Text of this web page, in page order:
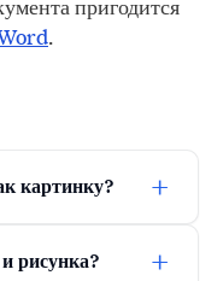
пригодится
.
картинку? +
рисунка? +